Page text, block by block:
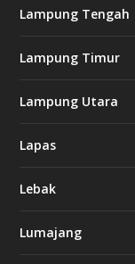
Lampung Tengah
Lampung Timur
Lampung Utara
Lapas
Lebak
Lumajang